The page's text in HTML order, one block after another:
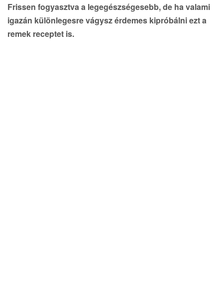
a
t
Frissen fogyasztva a legegészségesebb, de ha valami
igazán különlegesre vágysz érdemes kipróbálni ezt a
remek receptet is.